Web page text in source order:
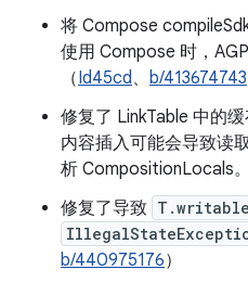
将 Compose
使用 Compose 时，
（Id45cd、 b/413674743
修复了 LinkTable 中的
内容插入可能会导致读
析 CompositionLocals
修复了导致
b/440975176）